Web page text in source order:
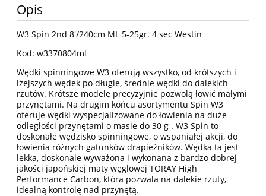
Opis
W3 Spin 2nd 8'/240cm ML 5-25gr. 4 sec Westin
Kod: w3370804ml
Wędki spinningowe W3 oferują wszystko, od krótszych i
lżejszych wędek po długie, średnie wędki do dalekich
rzutów. Krótsze modele precyzyjnie pozwolą łowić małymi
przynętami. Na drugim końcu asortymentu Spin W3
oferuje wędki wyspecjalizowane do łowienia na duże
odległości przynętami o masie do 30 g . W3 Spin to
doskonałe wędzisko spinningowe, o wspaniałej akcji, do
łowienia różnych gatunków drapieżników. Wędka ta jest
lekka, doskonale wyważona i wykonana z bardzo dobrej
jakości japońskiej maty węglowej TORAY High
Performance Carbon, która pozwala na dalekie rzuty,
idealną kontrolę nad przynętą.